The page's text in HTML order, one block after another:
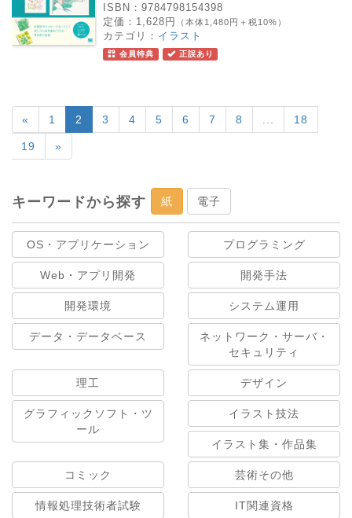
ISBN： 9784798154398
定価： 1,628円 （本体1,480円＋税10%）
カテゴリ： イラスト
会員特典 正誤あり
« 1 2 3 4 5 6 7 8 18
19 »
キーワードから探す 紙 電子
OS・アプリケーション プログラミング
Web・アプリ開発 開発手法
開発環境 システム運用
データ・データベース
ネットワーク・サーバ・
セキュリティ
理工 デザイン
グラフィックソフト・ツ
ール
イラスト技法
イラスト集・作品集
コミック 芸術その他
情報処理技術者試験 IT関連資格